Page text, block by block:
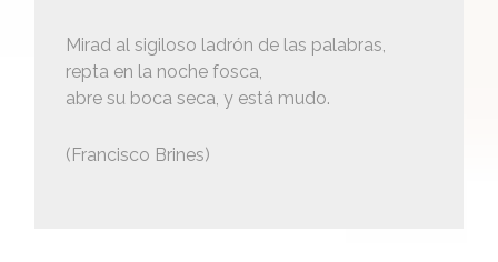
Mirad al sigiloso ladrón de las palabras,
repta en la noche fosca,
abre su boca seca, y está mudo.
(Francisco Brines)